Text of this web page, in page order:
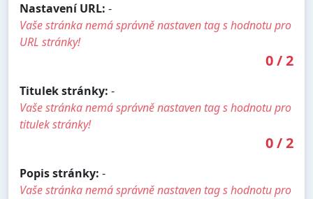
Nastavení URL: -
Vaše stránka nemá správně nastaven tag s hodnotu pro
URL stránky!
0/2
Titulek stránky: -
Vaše stránka nemá správně nastaven tag s hodnotu pro
titulek stránky!
0/2
Popis stránky: -
Vaše stránka nemá správně nastaven tag s hodnotu pro